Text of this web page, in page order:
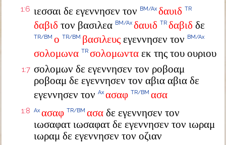
1:6 ιεσσαι δε εγεννησεν τον BM/Ax δαυιδ TR
δαβιδ τον βασιλεα BM/Ax δαυιδ TR δαβιδ δε
TR/BM ο TR/BM βασιλευς εγεννησεν τον BM/Ax
σολομωνα TR σολομωντα εκ της του ουριου
1:7 σολομων δε εγεννησεν τον ροβοαμ
ροβοαμ δε εγεννησεν τον αβια αβια δε
εγεννησεν τον Ax ασαφ TR/BM ασα
1:8 Ax ασαφ TR/BM ασα δε εγεννησεν τον
ιωσαφατ ιωσαφατ δε εγεννησεν τον ιωραμ
ιωραμ δε εγεννησεν τον οζιαν